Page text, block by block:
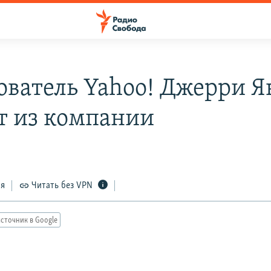
Yahoo! Джерри
из компании
Читать без VPN
в Google